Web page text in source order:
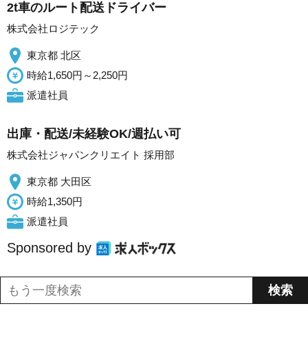
2t車のルート配送ドライバー
株式会社ロジテック
東京都 北区
時給1,650円～2,250円
派遣社員
出庫・配送/未経験OK/週払い可
株式会社ジャパンクリエイト 採用部
東京都 大田区
時給1,350円
派遣社員
Sponsored by